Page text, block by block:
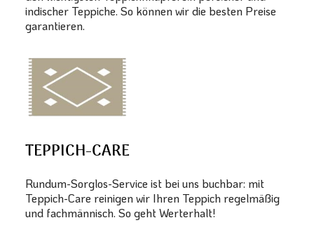
indischer Teppiche. So können wir die besten Preise
garantieren.
TEPPICH-CARE
Rundum-Sorglos-Service ist bei uns buchbar: mit
Teppich-Care reinigen wir Ihren Teppich regelmäßig
und fachmännisch. So geht Werterhalt!